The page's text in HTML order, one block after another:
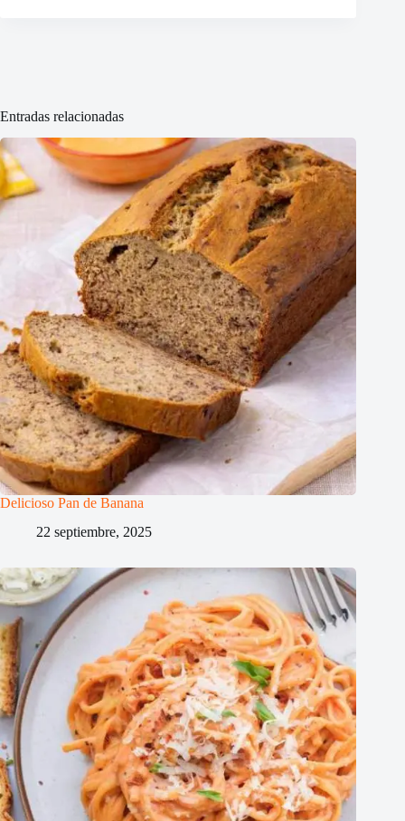
Entradas relacionadas
Delicioso Pan de Banana
22 septiembre, 2025